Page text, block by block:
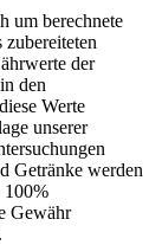
um berechnete
der
den
Werte
unserer
Getränke werden
100%
Gewähr